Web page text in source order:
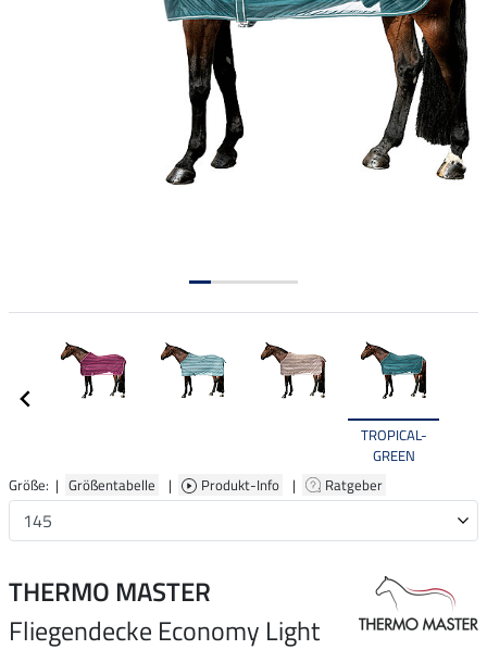
TROPICAL-
GREEN
Größe: | Größentabelle | Produkt-Info | Ratgeber
THERMO MASTER
Fliegendecke Economy Light